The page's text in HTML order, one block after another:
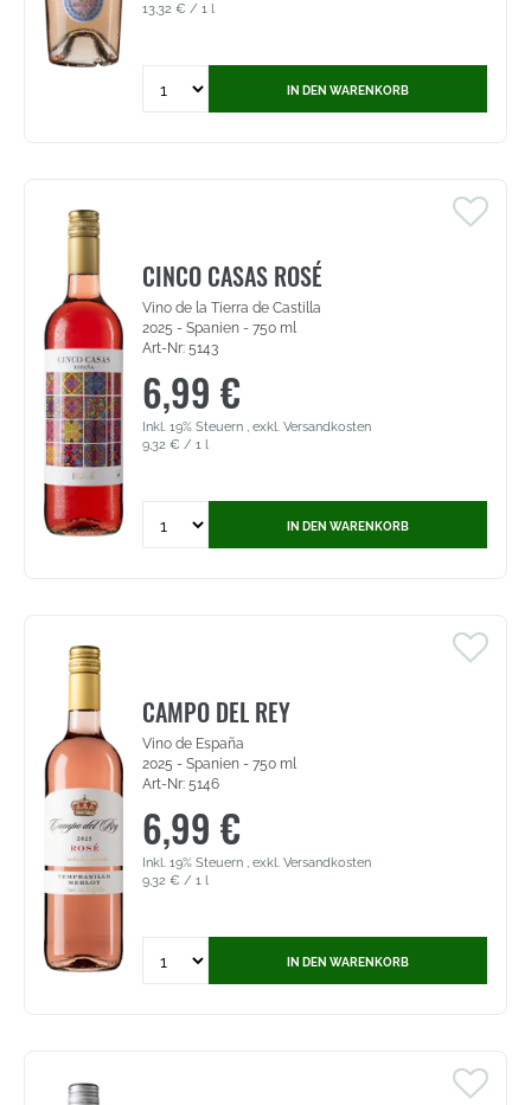
13,32 € / 1 l
for
de
Pays
d'Oc
IGP
(5400)
IN DEN WARENKORB
CINCO CASAS ROSÉ
Vino de la Tierra de Castilla
2025 - Spanien - 750 ml
Art-Nr: 5143
6,99 €
Inkl. 19% Steuern , exkl. Versandkosten
9,32 € / 1 l
for
Casas
la
Tierra
de
Castilla
IN DEN WARENKORB
CAMPO DEL REY
Vino de España
2025 - Spanien - 750 ml
Art-Nr: 5146
6,99 €
Inkl. 19% Steuern , exkl. Versandkosten
9,32 € / 1 l
for
del
IN DEN WARENKORB